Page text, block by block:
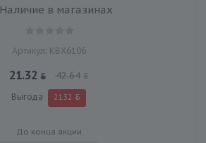
Наличие в магазинах
Артикул: KBX6106
21.32 42.64
Выгода 21.32
До конца акции